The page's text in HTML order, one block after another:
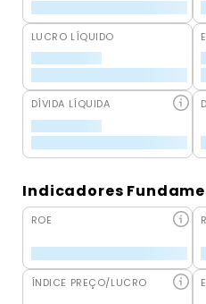
LUCRO LÍQUIDO
DÍVIDA LÍQUIDA
Indicadores
ROE
ÍNDICE PREÇO/LUCRO